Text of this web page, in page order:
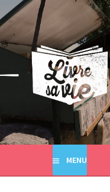
SA VIE
MENU